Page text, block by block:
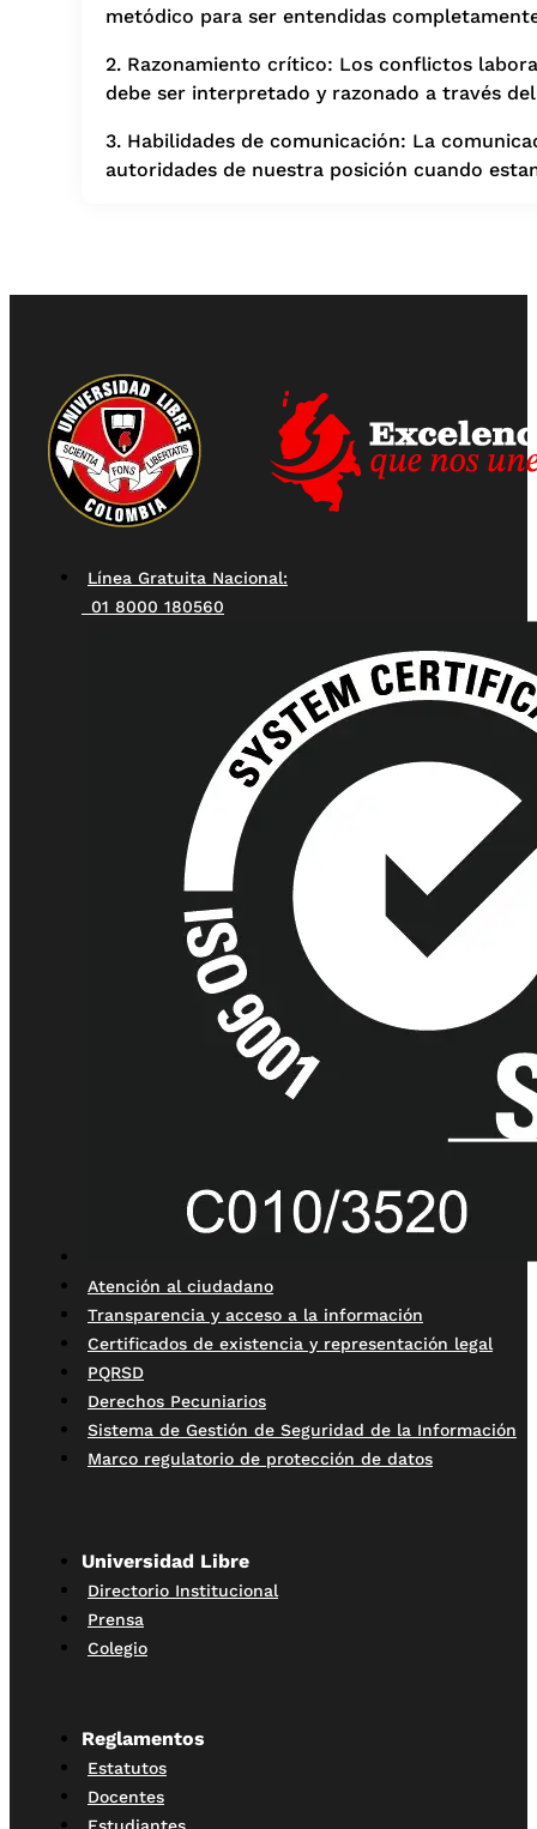
metódico para ser entendidas
2. Razonamiento crítico: Los conflictos
debe ser interpretado y razonado a través
3. Habilidades de comunicación: La
autoridades de nuestra posición cuando
Línea Gratuita Nacional:
01 8000 180560
Atención al ciudadano
Transparencia y acceso a la información
Certificados de existencia y representación legal
PQRSD
Derechos Pecuniarios
Sistema de Gestión de Seguridad de la Información
Marco regulatorio de protección de datos
Universidad Libre
Directorio Institucional
Prensa
Colegio
Reglamentos
Estatutos
Docentes
Estudiantes